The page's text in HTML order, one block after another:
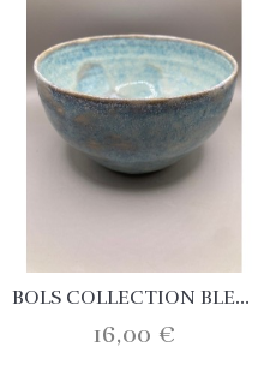
BOLS COLLECTION BLEU...
16,00 €